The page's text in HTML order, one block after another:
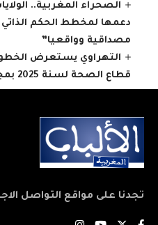
الصحراء المغربية..
دعمها لمخطط الحكم الذاتي
مصداقية وواقعيا”
التهراوي يستعرض
قطاع الصحة لسنة 2025 بمجلس النواب
تجدنا على مواقع التواصل